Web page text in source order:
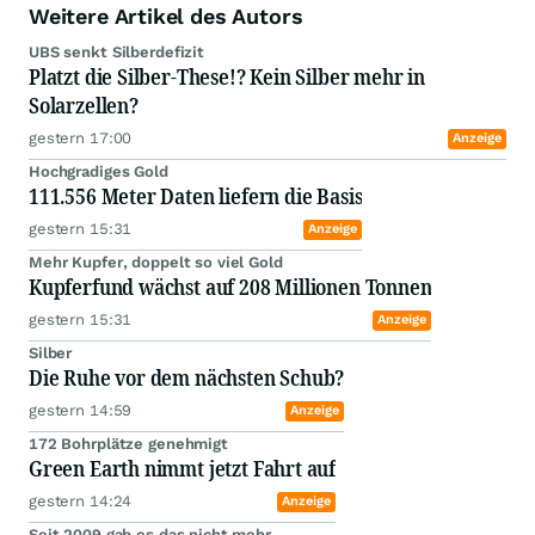
Weitere Artikel des Autors
UBS senkt Silberdefizit
Platzt die Silber-These!? Kein Silber mehr in
Solarzellen?
gestern 17:00 Anzeige
Hochgradiges Gold
111.556 Meter Daten liefern die Basis
gestern 15:31 Anzeige
Mehr Kupfer, doppelt so viel Gold
Kupferfund wächst auf 208 Millionen Tonnen
gestern 15:31 Anzeige
Silber
Die Ruhe vor dem nächsten Schub?
gestern 14:59 Anzeige
172 Bohrplätze genehmigt
Green Earth nimmt jetzt Fahrt auf
gestern 14:24 Anzeige